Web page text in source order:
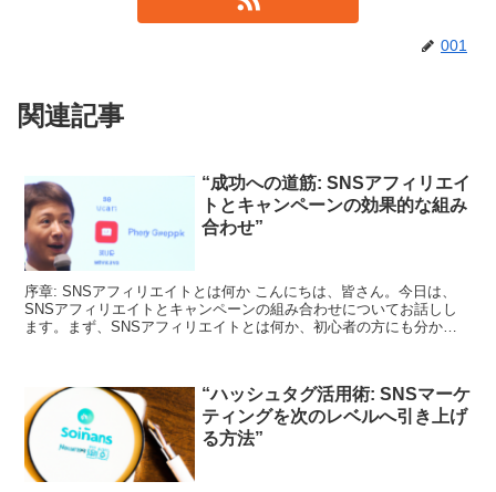
001
関連記事
“成功への道筋: SNSアフィリエイ
トとキャンペーンの効果的な組み
合わせ”
序章: SNSアフィリエイトとは何か こんにちは、皆さん。今日は、
SNSアフィリエイトとキャンペーンの組み合わせについてお話しし
ます。まず、SNSアフィリエイトとは何か、初心者の方にも分かり
“ハッシュタグ活用術: SNSマーケ
ティングを次のレベルへ引き上げ
る方法”